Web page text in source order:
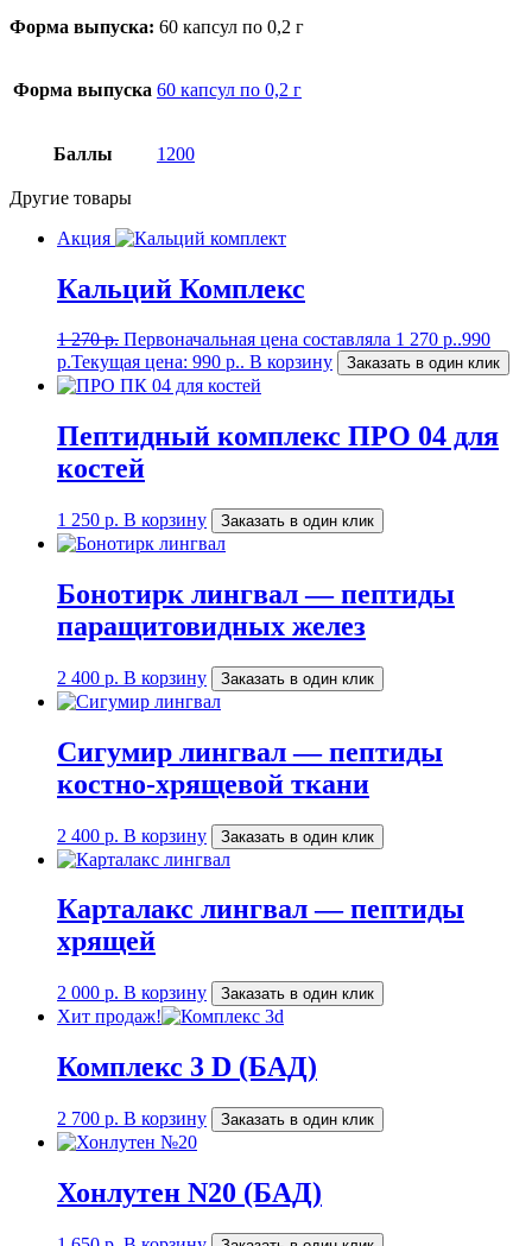
Форма выпуска: 60 капсул по 0,2 г
Форма выпуска 60 капсул по 0,2 г
Баллы 1200
Другие товары
Акция
Кальций Комплекс
1 270р. Первоначальная цена составляла 1 270 р..990
р.Текущая цена: 990 р.. В корзину Заказать в один клик
Пептидный комплекс ПРО 04 для
костей
1 250 р. В корзину Заказать в один клик
Бонотирк лингвал — пептиды
паращитовидных желез
2 400 р. В корзину Заказать в один клик
Сигумир лингвал — пептиды
костно-хрящевой ткани
2 400 р. В корзину Заказать в один клик
Карталакс лингвал — пептиды
хрящей
2 000 р. В корзину Заказать в один клик
Хит продаж!
Комплекс 3 D (БАД)
2 700 р. В корзину Заказать в один клик
Хонлутен N20 (БАД)